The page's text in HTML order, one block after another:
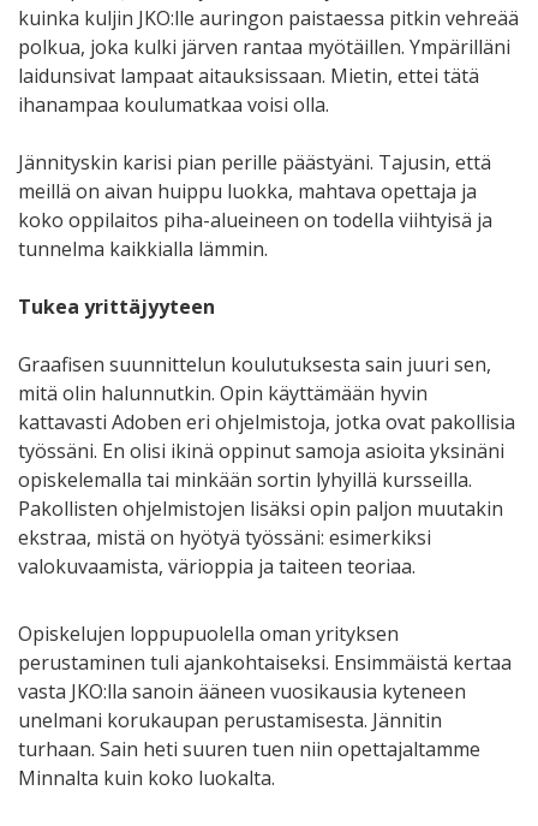
kuinka kuljin JKO:lle auringon paistaessa pitkin vehreää
polkua, joka kulki järven rantaa myötäillen. Ympärilläni
laidunsivat lampaat aitauksissaan. Mietin, ettei tätä
ihanampaa koulumatkaa voisi olla.
Jännityskin karisi pian perille päästyäni. Tajusin, että
meillä on aivan huippu luokka, mahtava opettaja ja
koko oppilaitos piha-alueineen on todella viihtyisä ja
tunnelma kaikkialla lämmin.
Tukea yrittäjyyteen
Graafisen suunnittelun koulutuksesta sain juuri sen,
mitä olin halunnutkin. Opin käyttämään hyvin
kattavasti Adoben eri ohjelmistoja, jotka ovat pakollisia
työssäni. En olisi ikinä oppinut samoja asioita yksinäni
opiskelemalla tai minkään sortin lyhyillä kursseilla.
Pakollisten ohjelmistojen lisäksi opin paljon muutakin
ekstraa, mistä on hyötyä työssäni: esimerkiksi
valokuvaamista, värioppia ja taiteen teoriaa.
Opiskelujen loppupuolella oman yrityksen
perustaminen tuli ajankohtaiseksi. Ensimmäistä kertaa
vasta JKO:lla sanoin ääneen vuosikausia kyteneen
unelmani korukaupan perustamisesta. Jännitin
turhaan. Sain heti suuren tuen niin opettajaltamme
Minnalta kuin koko luokalta.